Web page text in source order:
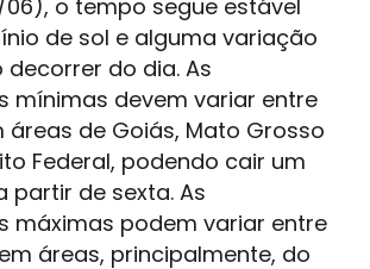
o tempo segue estável
de sol e alguma variação
decorrer do dia. As
mínimas devem variar entre
áreas de Goiás, Mato Grosso
Federal, podendo cair um
partir de sexta. As
máximas podem variar entre
áreas, principalmente, do